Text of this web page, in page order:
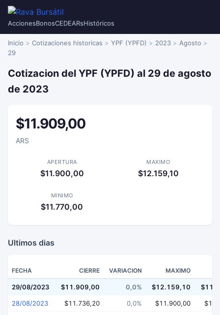
AccionesBonosCEDEARsHistóricos
Inicio Cotizaciones historicas YPF (YPFD) 2023
Agosto
29
Cotizacion del YPF (YPFD) al 29 de agosto
de 2023
$11.909,00
ARS
APERTURA
$11.900,00
MAXIMO
$12.159,10
MINIMO
$11.770,00
Ultimos dias
FECHA CIERRE VARIACION MAXIMO
29/08/2023 $11.909,00 0,0% $12.159,10
28/08/2023 $11.736,20 0,0% $11.900,00